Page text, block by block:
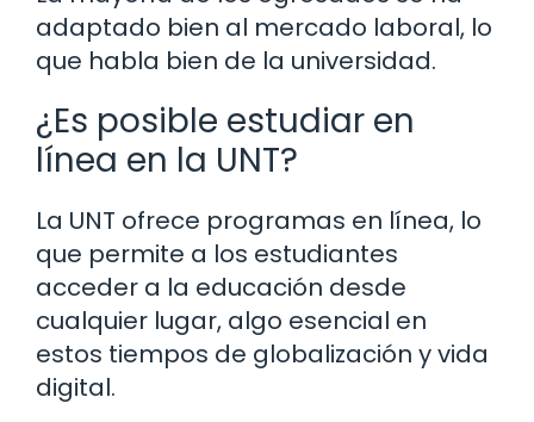
adaptado bien al mercado laboral, lo
que habla bien de la universidad.
¿Es posible estudiar en
línea en la UNT?
La UNT ofrece programas en línea, lo
que permite a los estudiantes
acceder a la educación desde
cualquier lugar, algo esencial en
estos tiempos de globalización y vida
digital.